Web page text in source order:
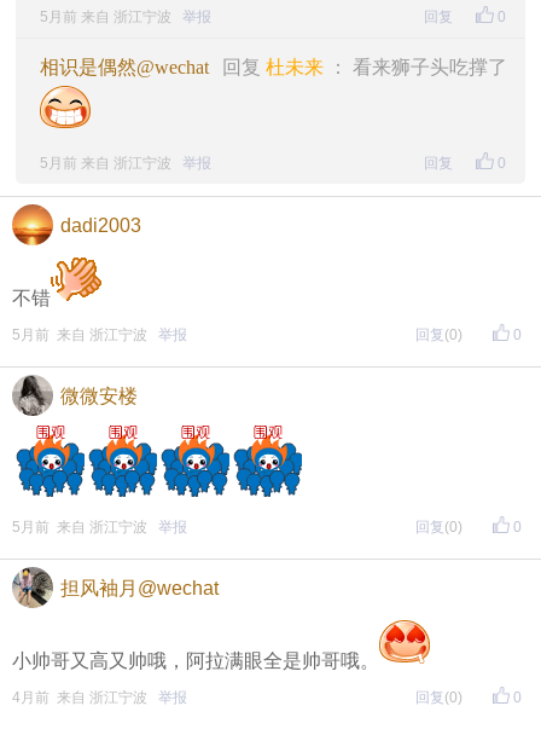
0
5月前 来自 浙江宁波 举报 回复
相识是偶然@wechat 回复 杜未来 ： 看来狮子头吃撑了
0
5月前 来自 浙江宁波 举报 回复
dadi2003
不错
0
5月前 来自 浙江宁波 举报 回复 (0)
微微安楼
0
5月前 来自 浙江宁波 举报 回复 (0)
担风袖月@wechat
小帅哥又高又帅哦，阿拉满眼全是帅哥哦。
0
4月前 来自 浙江宁波 举报 回复 (0)